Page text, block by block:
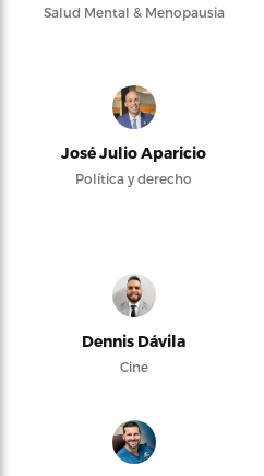
Salud Mental & Menopausia
José Julio Aparicio
Política y derecho
Dennis Dávila
Cine